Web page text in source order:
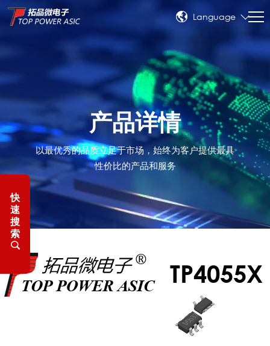
Language
快
速
搜
索
产品详情
以最优秀的品质立足于市场，始终为客户提供最具
性价比的产品和服务
TP4055X